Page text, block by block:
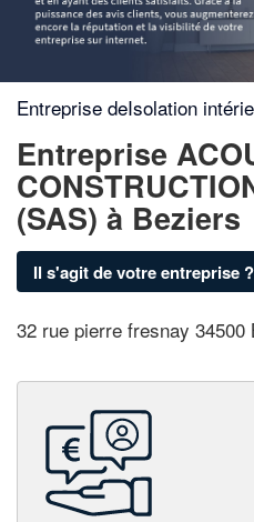
Entreprise deIsolation
Entreprise
(SAS) à Beziers
Il s'agit de votre entreprise ?
32 rue pierre fresnay 34500